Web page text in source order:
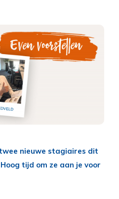
nieuwe stagiaires dit
tijd om ze aan je voor